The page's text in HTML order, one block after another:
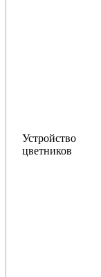
Устройство
цветников